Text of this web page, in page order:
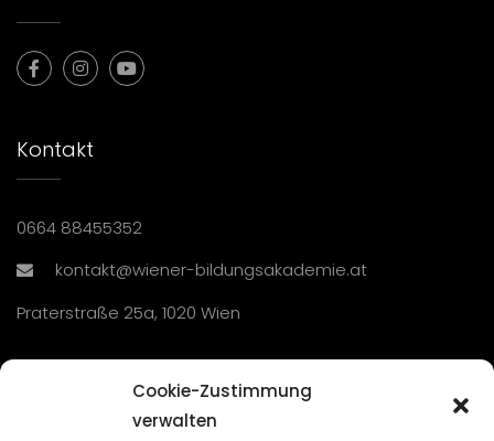
Cookie-Zustimmung
verwalten
Kontakt
0664 88455352
kontakt@wiener-bildungsakademie.at
Praterstraße 25a, 1020 Wien